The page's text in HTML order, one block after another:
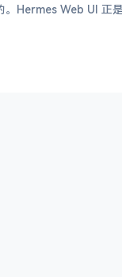
文件？有没有更直观的方式？ 答案是肯定